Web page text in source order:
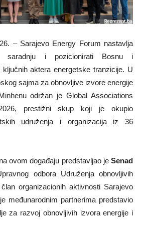
– Sarajevo Energy Forum nastavlja
saradnju i pozicionirati Bosnu i
aktera energetske tranzicije. U
sajma za obnovljive izvore energije
održan je Global Associations
prestižni skup koji je okupio
udruženja i organizacija iz 36
ovom događaju predstavljao je Senad
odbora Udruženja obnovljivih
organizacionih aktivnosti Sarajevo
međunarodnim partnerima predstavio
za razvoj obnovljivih izvora energije i